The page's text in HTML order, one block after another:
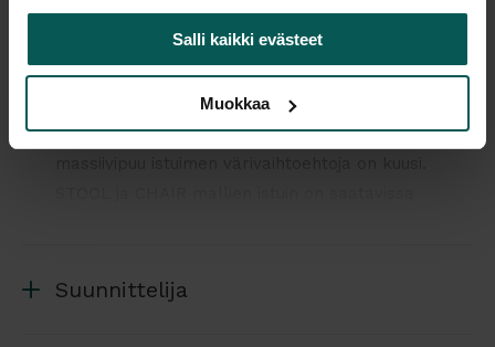
Salli kaikki evästeet
Muokkaa
Tuotekuvaus
STELLAR WORKS BLEND tuoli on saatavissa 3 eri
koossa, usealla eri värillä. BLEND tuolin
Suunnittelija